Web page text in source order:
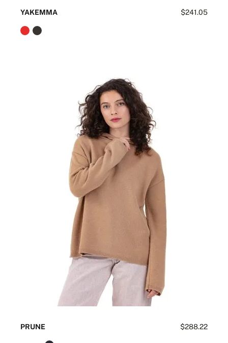
$241.05
YAKEMMA
$288.22
PRUNE